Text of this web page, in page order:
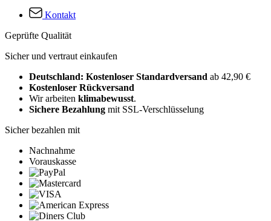
Kontakt
Geprüfte Qualität
Sicher und vertraut einkaufen
Deutschland: Kostenloser Standardversand ab 42,90 €
Kostenloser Rückversand
Wir arbeiten klimabewusst.
Sichere Bezahlung mit SSL-Verschlüsselung
Sicher bezahlen mit
Nachnahme
Vorauskasse